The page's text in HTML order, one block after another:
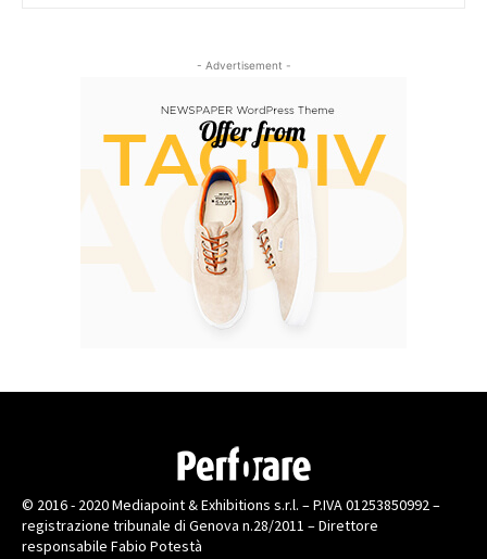
- Advertisement -
© 2016 - 2020 Mediapoint & Exhibitions s.r.l. – P.IVA 01253850992 –
registrazione tribunale di Genova n.28/2011 – Direttore
responsabile Fabio Potestà